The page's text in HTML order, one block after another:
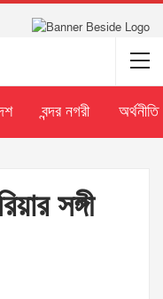
বন্দর নগরী অর্থনীতি
সঙ্গী